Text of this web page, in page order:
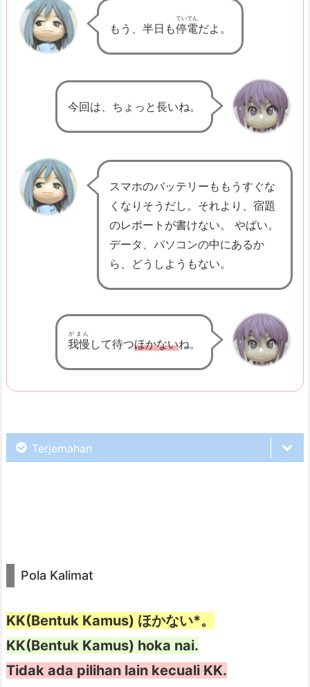
k
a
p
a
K
e
l
C
n
t
o
h
もう、半日も停電
ていでん
だよ。
今回は、ちょっと長いね。
スマホのバッテリーももうすぐな
くなりそうだし。それより、宿題
のレポートが書けない。 やばい。
データ、パソコンの中にあるか
ら、どうしようもない。
我慢
がまん
して待つほかないね。
Terjemahan
Bentar lagi HP gua mati. Lagian, gak
Pola Kalimat
KK(Bentuk Kamus) ほかない*。
KK(Bentuk Kamus) hoka nai.
Tidak ada pilihan lain kecuali KK.